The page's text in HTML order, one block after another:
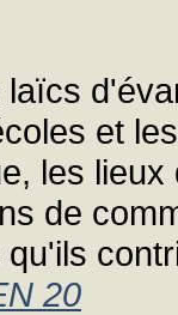
et
les
de
20